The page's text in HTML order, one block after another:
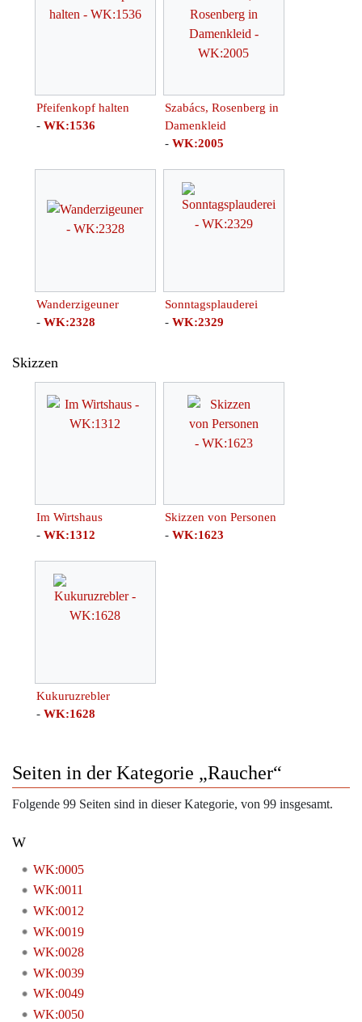
Pfeifenkopf halten
- WK:1536
Szabács, Rosenberg in
Damenkleid
- WK:2005
Wanderzigeuner
- WK:2328
Sonntagsplauderei
- WK:2329
Skizzen
Im Wirtshaus
- WK:1312
Skizzen von Personen
- WK:1623
Kukuruzrebler
- WK:1628
Seiten in der Kategorie „Raucher“
Folgende 99 Seiten sind in dieser Kategorie, von 99 insgesamt.
W
WK:0005
WK:0011
WK:0012
WK:0019
WK:0028
WK:0039
WK:0049
WK:0050